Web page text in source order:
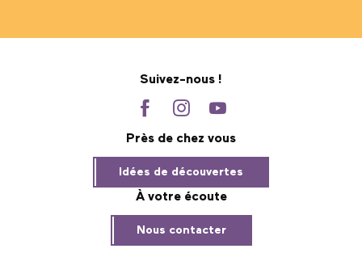
Suivez-nous !
Près de chez vous
Idées de découvertes
À votre écoute
Nous contacter